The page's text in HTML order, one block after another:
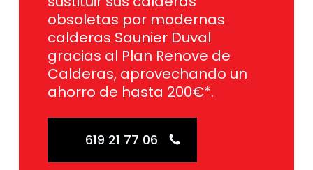
obsoletas por modernas
calderas Saunier Duval
gracias al Plan Renove de
Calderas, aprovechando un
ahorro de hasta 200€*.
619 21 77 06